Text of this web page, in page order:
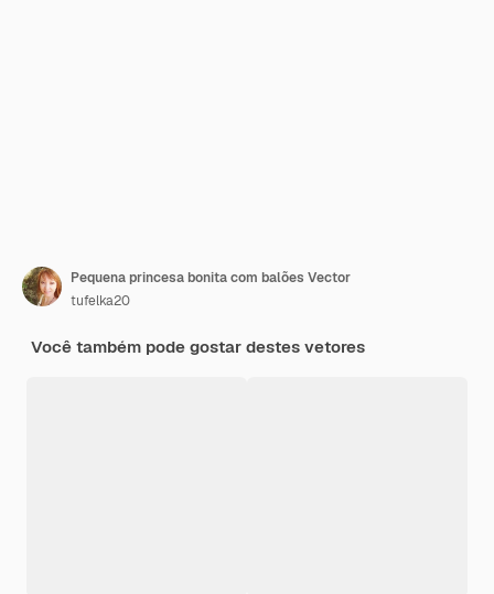
Pequena princesa bonita com balões Vector
tufelka20
Você também pode gostar destes vetores